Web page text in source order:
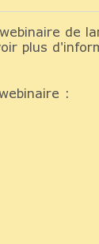
de
plus
: